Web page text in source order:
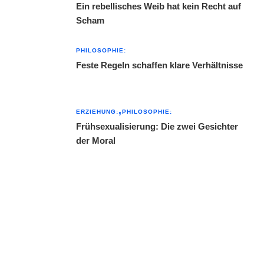
Ein rebellisches Weib hat kein Recht auf
Scham
PHILOSOPHIE:
Feste Regeln schaffen klare Verhältnisse
ERZIEHUNG: PHILOSOPHIE:
Frühsexualisierung: Die zwei Gesichter
der Moral